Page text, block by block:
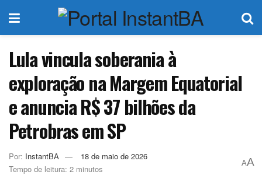
Lula vincula soberania à
exploração na Margem Equatorial
e anuncia R$ 37 bilhões da
Petrobras em SP
Por: InstantBA
18 de maio de 2026
Tempo de leitura: 2 minutos
AA